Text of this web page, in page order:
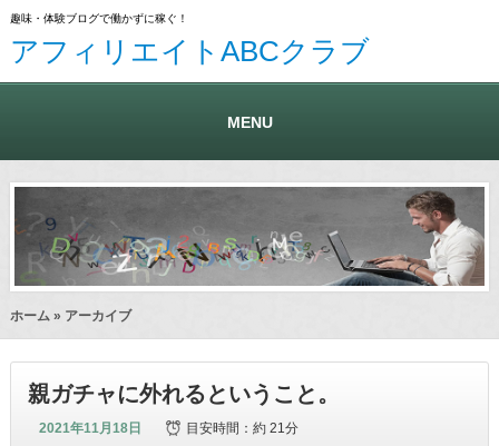
趣味・体験ブログで働かずに稼ぐ！
アフィリエイトABCクラブ
MENU
ホーム » アーカイブ
親ガチャに外れるということ。
2021年11月18日 目安時間：約 21分